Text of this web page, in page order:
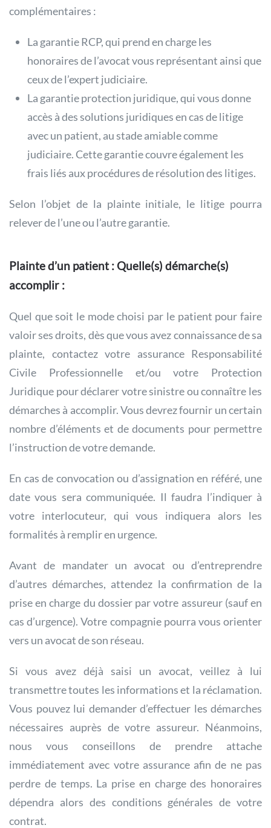
complémentaires :
La garantie RCP, qui prend en charge les
honoraires de l’avocat vous représentant ainsi que
ceux de l’expert judiciaire.
La garantie protection juridique, qui vous donne
accès à des solutions juridiques en cas de litige
avec un patient, au stade amiable comme
judiciaire. Cette garantie couvre également les
frais liés aux procédures de résolution des litiges.
Selon l’objet de la plainte initiale, le litige pourra
relever de l’une ou l’autre garantie.
Plainte d’un patient : Quelle(s) démarche(s)
accomplir :
Quel que soit le mode choisi par le patient pour faire
valoir ses droits, dès que vous avez connaissance de sa
plainte, contactez votre assurance Responsabilité
Civile Professionnelle et/ou votre Protection
Juridique pour déclarer votre sinistre ou connaître les
démarches à accomplir. Vous devrez fournir un certain
nombre d’éléments et de documents pour permettre
l’instruction de votre demande.
En cas de convocation ou d’assignation en référé, une
date vous sera communiquée. Il faudra l’indiquer à
votre interlocuteur, qui vous indiquera alors les
formalités à remplir en urgence.
Avant de mandater un avocat ou d’entreprendre
d’autres démarches, attendez la confirmation de la
prise en charge du dossier par votre assureur (sauf en
cas d’urgence). Votre compagnie pourra vous orienter
vers un avocat de son réseau.
Si vous avez déjà saisi un avocat, veillez à lui
transmettre toutes les informations et la réclamation.
Vous pouvez lui demander d’effectuer les démarches
nécessaires auprès de votre assureur. Néanmoins,
nous vous conseillons de prendre attache
immédiatement avec votre assurance afin de ne pas
perdre de temps. La prise en charge des honoraires
dépendra alors des conditions générales de votre
contrat.